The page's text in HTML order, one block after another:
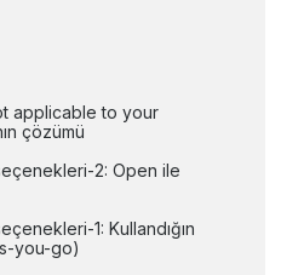
applicable to your
çözümü
2: Open ile
1: Kullandığın
you-go)